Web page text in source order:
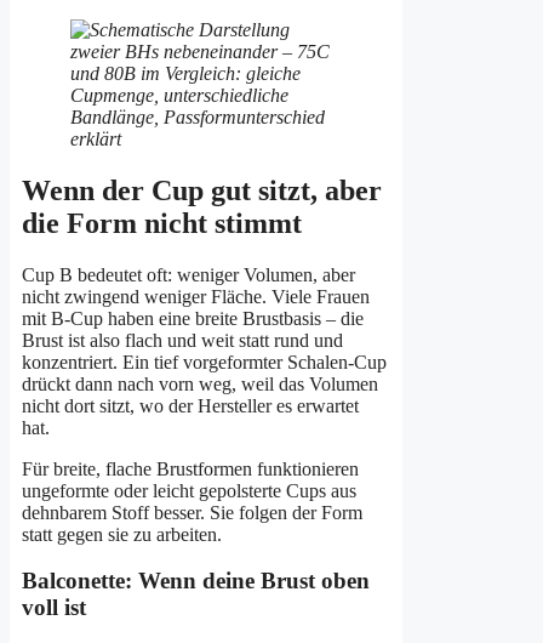
Wenn der Cup gut sitzt, aber
die Form nicht stimmt
Cup B bedeutet oft: weniger Volumen, aber
nicht zwingend weniger Fläche. Viele Frauen
mit B-Cup haben eine breite Brustbasis – die
Brust ist also flach und weit statt rund und
konzentriert. Ein tief vorgeformter Schalen-Cup
drückt dann nach vorn weg, weil das Volumen
nicht dort sitzt, wo der Hersteller es erwartet
hat.
Für breite, flache Brustformen funktionieren
ungeformte oder leicht gepolsterte Cups aus
dehnbarem Stoff besser. Sie folgen der Form
statt gegen sie zu arbeiten.
Balconette: Wenn deine Brust oben
voll ist